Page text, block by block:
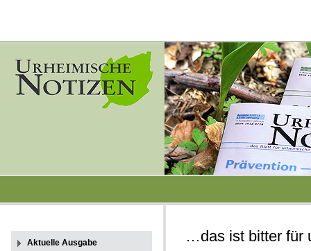
…das ist bitter
Aktuelle Ausgabe